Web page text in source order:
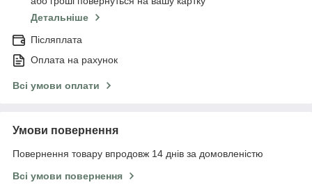
Детальніше
Післяплата
Оплата на рахунок
Всі умови оплати
Умови повернення
Повернення товару впродовж 14 днів за домовленістю
Всі умови повернення